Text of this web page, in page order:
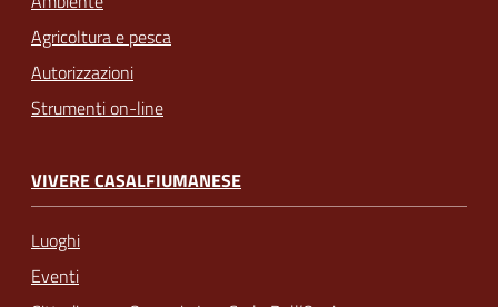
Agricoltura e pesca
Autorizzazioni
Strumenti on-line
VIVERE CASALFIUMANESE
Luoghi
Eventi